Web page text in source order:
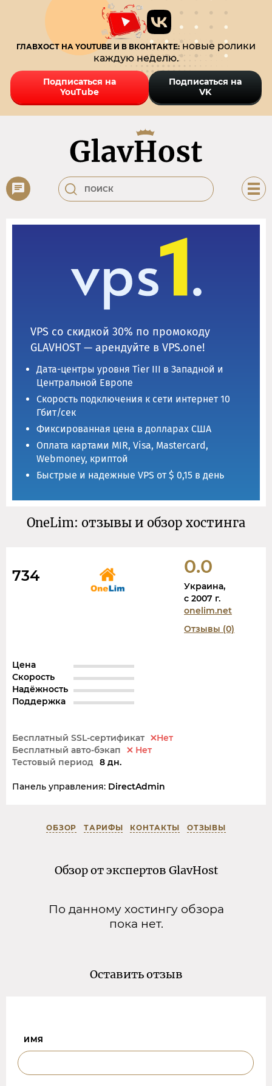
ГЛАВХОСТ НА YOUTUBE И В ВКОНТАКТЕ:новые ролики
каждую неделю.
Подписаться на
YouTube
Подписаться на
VK
VPS со скидкой 30% по промокоду
GLAVHOST — арендуйте в VPS.one!
Дата-центры уровня Tier III в Западной и
Центральной Европе
Скорость подключения к сети интернет 10
Гбит/сек
Фиксированная цена в долларах США
Оплата картами MIR, Visa, Mastercard,
Webmoney, криптой
Быстрые и надежные VPS от $ 0,15 в день
OneLim: отзывы и обзор хостинга
734 0.0
Украина,
c 2007 г.
onelim.net
Отзывы (0)
Цена
Скорость
Надёжность
Поддержка
Бесплатный SSL-сертификат
Нет
Бесплатный авто-бэкап
Нет
Тестовый период 8 дн.
Панель управления: DirectAdmin
ОБЗОР ТАРИФЫ КОНТАКТЫ ОТЗЫВЫ
Обзор от экспертов GlavHost
По данному хостингу обзора
пока нет.
Оставить отзыв
ИМЯ